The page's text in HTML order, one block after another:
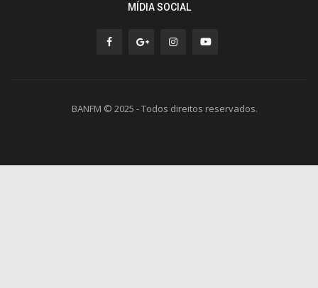
MÍDIA SOCIAL
BANFM © 2025 - Todos direitos reservados.